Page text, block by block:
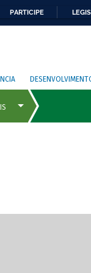
PARTICIPE